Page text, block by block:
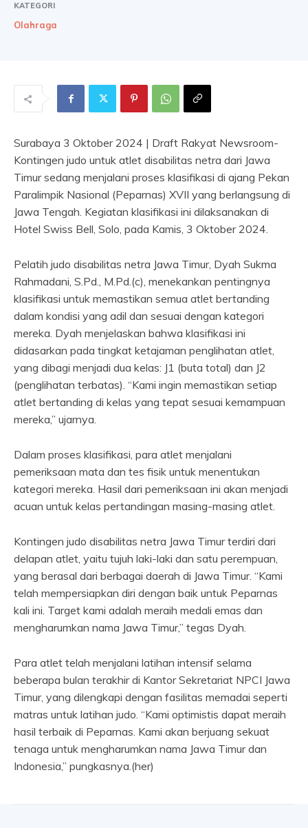
KATEGORI
Olahraga
Surabaya 3 Oktober 2024 | Draft Rakyat Newsroom-
Kontingen judo untuk atlet disabilitas netra dari Jawa
Timur sedang menjalani proses klasifikasi di ajang Pekan
Paralimpik Nasional (Peparnas) XVII yang berlangsung di
Jawa Tengah. Kegiatan klasifikasi ini dilaksanakan di
Hotel Swiss Bell, Solo, pada Kamis, 3 Oktober 2024.
Pelatih judo disabilitas netra Jawa Timur, Dyah Sukma
Rahmadani, S.Pd., M.Pd.(c), menekankan pentingnya
klasifikasi untuk memastikan semua atlet bertanding
dalam kondisi yang adil dan sesuai dengan kategori
mereka. Dyah menjelaskan bahwa klasifikasi ini
didasarkan pada tingkat ketajaman penglihatan atlet,
yang dibagi menjadi dua kelas: J1 (buta total) dan J2
(penglihatan terbatas). “Kami ingin memastikan setiap
atlet bertanding di kelas yang tepat sesuai kemampuan
mereka,” ujarnya.
Dalam proses klasifikasi, para atlet menjalani
pemeriksaan mata dan tes fisik untuk menentukan
kategori mereka. Hasil dari pemeriksaan ini akan menjadi
acuan untuk kelas pertandingan masing-masing atlet.
Kontingen judo disabilitas netra Jawa Timur terdiri dari
delapan atlet, yaitu tujuh laki-laki dan satu perempuan,
yang berasal dari berbagai daerah di Jawa Timur. “Kami
telah mempersiapkan diri dengan baik untuk Peparnas
kali ini. Target kami adalah meraih medali emas dan
mengharumkan nama Jawa Timur,” tegas Dyah.
Para atlet telah menjalani latihan intensif selama
beberapa bulan terakhir di Kantor Sekretariat NPCI Jawa
Timur, yang dilengkapi dengan fasilitas memadai seperti
matras untuk latihan judo. “Kami optimistis dapat meraih
hasil terbaik di Peparnas. Kami akan berjuang sekuat
tenaga untuk mengharumkan nama Jawa Timur dan
Indonesia,” pungkasnya.(her)